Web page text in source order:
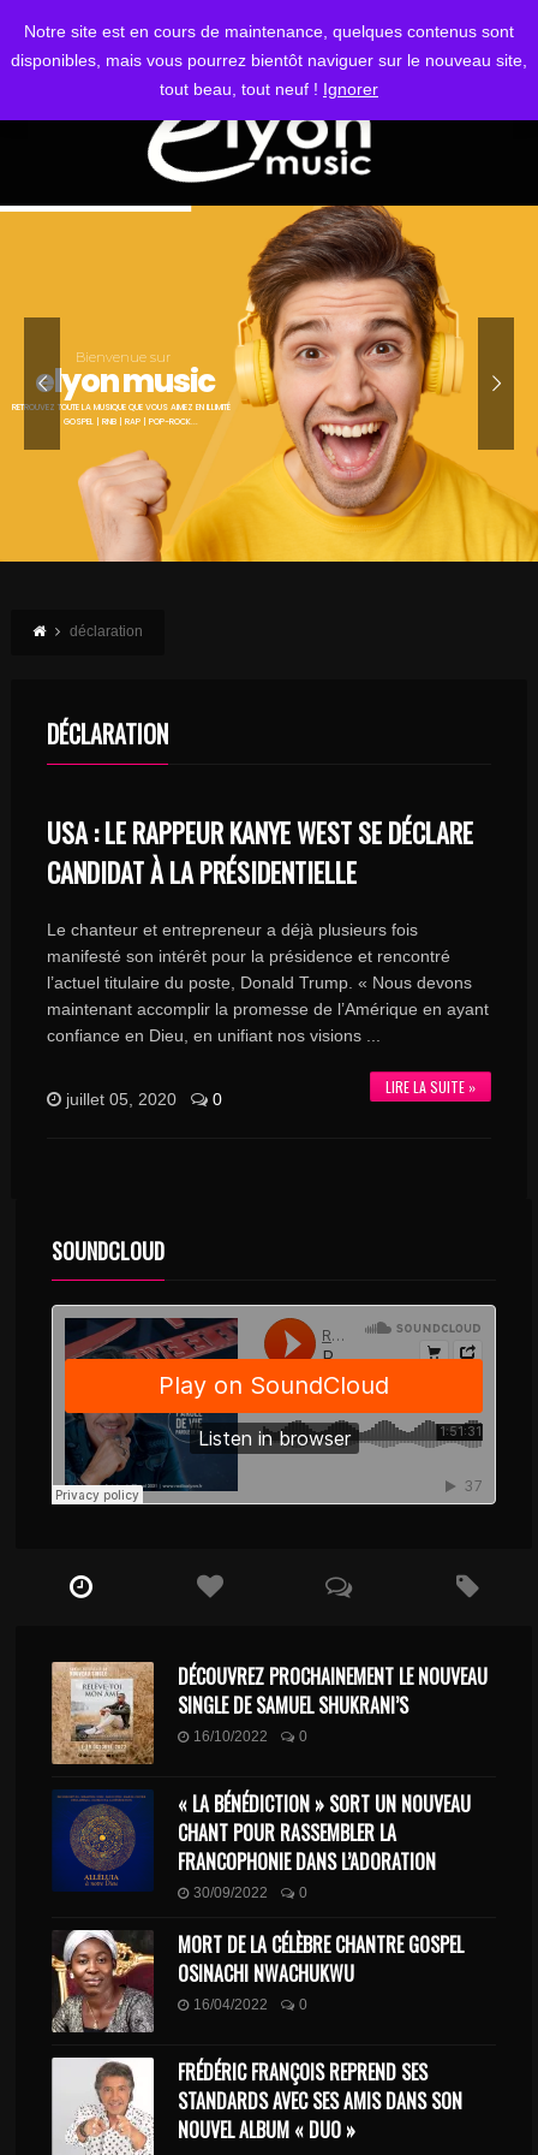
Notre site est en cours de maintenance, quelques contenus sont
disponibles, mais vous pourrez bientôt naviguer sur le nouveau site,
tout beau, tout neuf ! Ignorer
S'IDENTIFIER
Bienvenue sur
elyon music
RETROUVEZ TOUTE LA MUSIQUE QUE VOUS AIMEZ EN ILLIMITÉ
GOSPEL | RNB | RAP | POP-ROCK...
déclaration
DÉCLARATION
USA : LE RAPPEUR KANYE WEST SE DÉCLARE
CANDIDAT À LA PRÉSIDENTIELLE
Le chanteur et entrepreneur a déjà plusieurs fois
manifesté son intérêt pour la présidence et rencontré
l’actuel titulaire du poste, Donald Trump. « Nous devons
maintenant accomplir la promesse de l’Amérique en ayant
confiance en Dieu, en unifiant nos visions ...
LIRE LA SUITE »
juillet 05, 2020 0
SOUNDCLOUD
DÉCOUVREZ PROCHAINEMENT LE NOUVEAU
SINGLE DE SAMUEL SHUKRANI’S
16/10/2022 0
« LA BÉNÉDICTION » SORT UN NOUVEAU
CHANT POUR RASSEMBLER LA
FRANCOPHONIE DANS L’ADORATION
30/09/2022 0
MORT DE LA CÉLÈBRE CHANTRE GOSPEL
OSINACHI NWACHUKWU
16/04/2022 0
FRÉDÉRIC FRANÇOIS REPREND SES
STANDARDS AVEC SES AMIS DANS SON
NOUVEL ALBUM « DUO »